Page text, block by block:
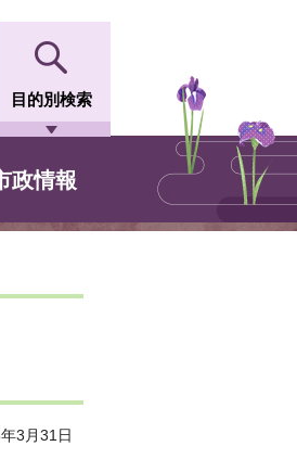
目的別検索
政情報
3月31日